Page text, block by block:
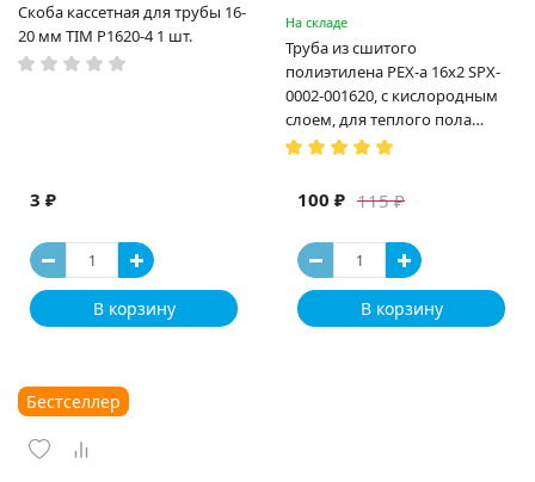
Скоба кассетная для трубы 16-
20 мм TIM P1620-4 1 шт.
3 ₽
В корзину
На складе
Труба из сшитого
полиэтилена PEX-a 16х2 SPX-
0002-001620, с кислородным
слоем, для теплого пола
(Испания)
115 ₽
100 ₽
В корзину
Бестселлер